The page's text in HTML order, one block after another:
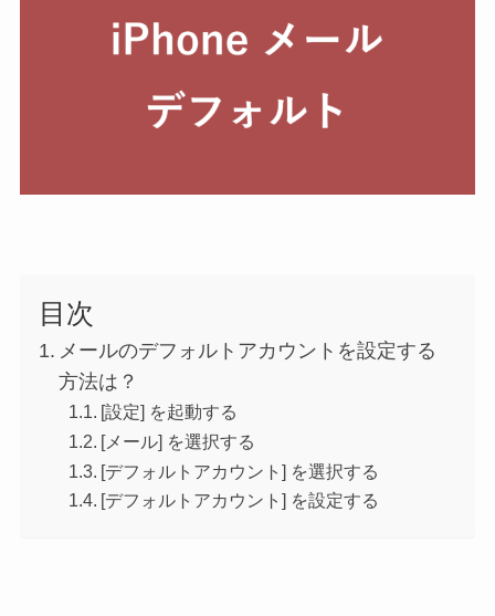
目次
メールのデフォルトアカウントを設定する
方法は？
[設定] を起動する
[メール] を選択する
[デフォルトアカウント] を選択する
[デフォルトアカウント] を設定する